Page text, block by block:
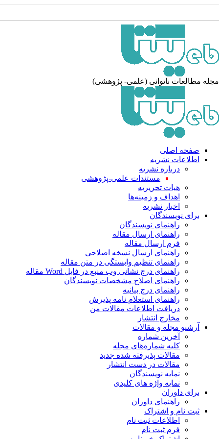
مطالعات ناتوانی (علمی- پژوهشی)
صفحه اصلی
اطلاعات نشریه
درباره نشریه
مستندات علمی-پژوهشی
هیات تحریریه
اهداف و زمینه‌ها
اخبار نشریه
برای نویسندگان
راهنمای نویسندگان
راهنمای ارسال مقاله
فرم ارسال مقاله
راهنمای ارسال نسخه اصلاحی
راهنمای تنظیم وابستگی در متن مقاله
راهنمای درج نشانی وب منبع در فایل Word مقاله
راهنمای اصلاح مشخصات نویسندگان
راهنمای درج بیانیه
راهنمای استعلام نامه پذیرش
دریافت اطلاعات مقالات من
مخارج انتشار
آرشیو مجله و مقالات
آخرین شماره
کلیه شماره‌های مجله
مقالات پذیرفته شده جدید
مقالات در دست انتشار
نمایه نویسندگان
نمایه واژه های کلیدی
برای داوران
راهنمای داوران
ثبت نام و اشتراک
اطلاعات ثبت نام
فرم ثبت نام